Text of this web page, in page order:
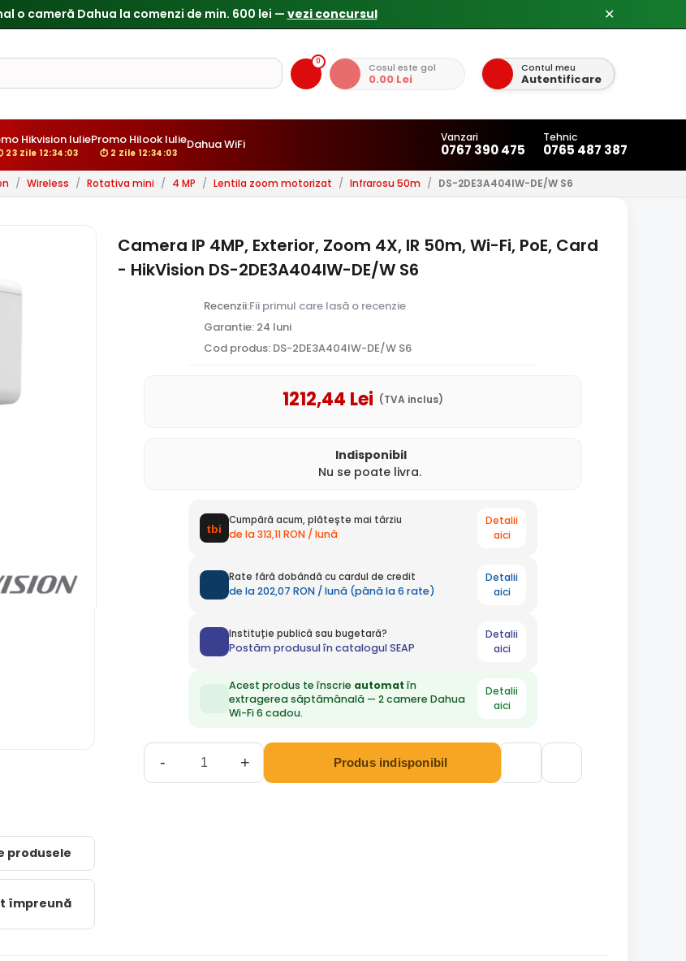
✕
0 Cosul este gol
0.00 Lei
Contul meu
Autentificare
Hikvision Iulie
23 Zile 12:34:02
Promo Hilook Iulie
⏱ 2 Zile 12:34:02
Dahua WiFi Vanzari
0767 390 475
Tehnic
0765 487 387
/ Wireless / Rotativa mini / 4 MP / Lentila zoom motorizat / Infrarosu 50m / DS-2DE3A404IW-DE/W S6
produsele
împreună
Camera IP 4MP, Exterior, Zoom 4X, IR 50m, Wi-Fi, PoE, Card
- HikVision DS-2DE3A404IW-DE/W S6
Recenzii:Fii primul care lasă o recenzie
Garantie: 24 luni
Cod produs: DS-2DE3A404IW-DE/W S6
1212,44 Lei (TVA inclus)
Indisponibil
Nu se poate livra.
Cumpără acum, plătește mai târziu
de la 313,11 RON / lună
Detalii
aici
Rate fără dobândă cu cardul de credit
de la 202,07 RON / lună (până la 6 rate)
Detalii
aici
Instituție publică sau bugetară?
Postăm produsul în catalogul SEAP
Detalii
aici
Acest produs te înscrie automat în
extragerea săptămânală — 2 camere Dahua
Wi-Fi 6 cadou.
Detalii
aici
- + Produs indisponibil